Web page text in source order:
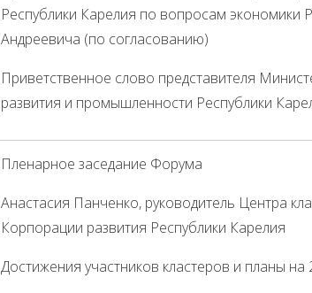
Республики Карелия по вопросам экономики
Андреевича (по согласованию)
Приветственное слово представителя
развития и промышленности Республики
Пленарное заседание Форума
Анастасия Панченко, руководитель Центра
Корпорации развития Республики Карелия
Достижения участников кластеров и планы на